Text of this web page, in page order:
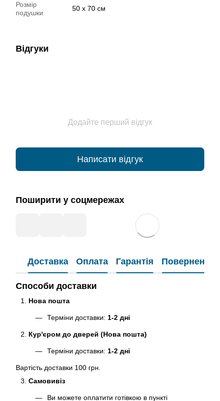
Розмір
подушки
50 х 70 см
Відгуки
Додайте перший відгук
Написати відгук
Поширити у соцмережах
Доставка Оплата Гарантія Повернення
Способи доставки
Нова пошта
Терміни доставки: 1-2 дні
Кур'єром до дверей (Нова пошта)
Терміни доставки: 1-2 дні
Вартість доставки 100 грн.
Самовивіз
Ви можете оплатити готівкою в пункті